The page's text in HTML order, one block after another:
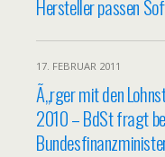
Hersteller passen
17. FEBRUAR 2011
Ã„rger mit den
2010 – BdSt fragt